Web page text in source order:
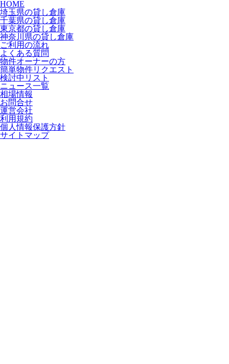
HOME
埼玉県の貸し倉庫
千葉県の貸し倉庫
東京都の貸し倉庫
神奈川県の貸し倉庫
ご利用の流れ
よくある質問
物件オーナーの方
簡単物件リクエスト
検討中リスト
ニュース一覧
相場情報
お問合せ
運営会社
利用規約
個人情報保護方針
サイトマップ